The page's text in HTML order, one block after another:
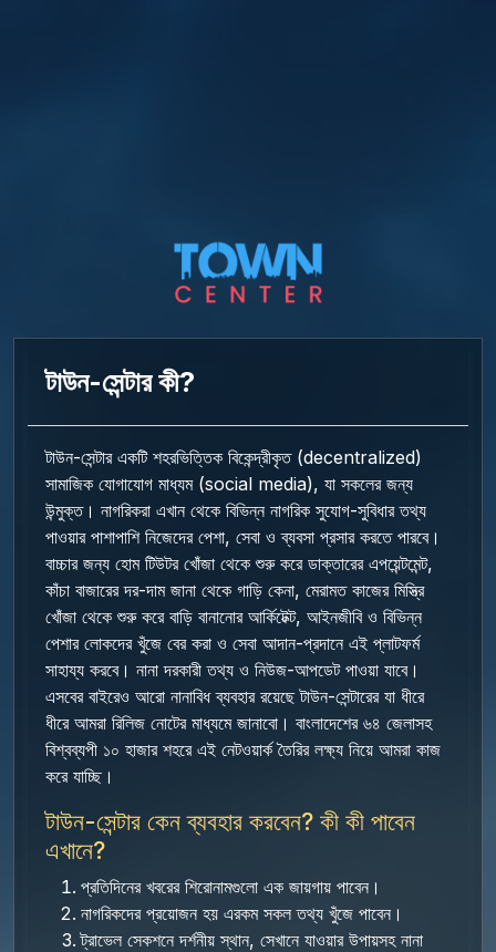
টাউন-সেন্টার কী?
টাউন-সেন্টার একটি শহরভিত্তিক বিকেন্দ্রীকৃত (decentralized)
সামাজিক যোগাযোগ মাধ্যম (social media), যা সকলের জন্য
উন্মুক্ত। নাগরিকরা এখান থেকে বিভিন্ন নাগরিক সুযোগ-সুবিধার তথ্য
পাওয়ার পাশাপাশি নিজেদের পেশা, সেবা ও ব্যবসা প্রসার করতে পারবে।
বাচ্চার জন্য হোম টিউটর খোঁজা থেকে শুরু করে ডাক্তারের এপয়েন্টমেন্ট,
কাঁচা বাজারের দর-দাম জানা থেকে গাড়ি কেনা, মেরামত কাজের মিস্ত্রি
খোঁজা থেকে শুরু করে বাড়ি বানানোর আর্কিটেক্ট, আইনজীবি ও বিভিন্ন
পেশার লোকদের খুঁজে বের করা ও সেবা আদান-প্রদানে এই প্লাটফর্ম
সাহায্য করবে। নানা দরকারী তথ্য ও নিউজ-আপডেট পাওয়া যাবে।
এসবের বাইরেও আরো নানাবিধ ব্যবহার রয়েছে টাউন-সেন্টারের যা ধীরে
ধীরে আমরা রিলিজ নোটের মাধ্যমে জানাবো। বাংলাদেশের ৬৪ জেলাসহ
বিশ্বব্যপী ১০ হাজার শহরে এই নেটওয়ার্ক তৈরির লক্ষ্য নিয়ে আমরা কাজ
করে যাচ্ছি।
টাউন-সেন্টার কেন ব্যবহার করবেন? কী কী পাবেন
এখানে?
প্রতিদিনের খবরের শিরোনামগুলো এক জায়গায় পাবেন।
নাগরিকদের প্রয়োজন হয় এরকম সকল তথ্য খুঁজে পাবেন।
ট্রাভেল সেকশনে দর্শনীয় স্থান, সেখানে যাওয়ার উপায়সহ নানা